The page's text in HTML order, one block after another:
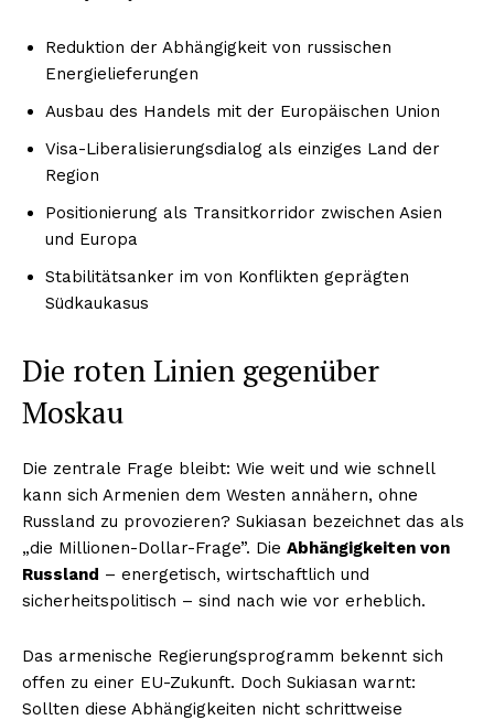
Reduktion der Abhängigkeit von russischen
Energielieferungen
Ausbau des Handels mit der Europäischen Union
Visa-Liberalisierungsdialog als einziges Land der
Region
Positionierung als Transitkorridor zwischen Asien
und Europa
Stabilitätsanker im von Konflikten geprägten
Südkaukasus
Die roten Linien gegenüber
Moskau
Die zentrale Frage bleibt: Wie weit und wie schnell
kann sich Armenien dem Westen annähern, ohne
Russland zu provozieren? Sukiasan bezeichnet das als
„die Millionen-Dollar-Frage”. Die Abhängigkeiten von
Russland – energetisch, wirtschaftlich und
sicherheitspolitisch – sind nach wie vor erheblich.
Das armenische Regierungsprogramm bekennt sich
offen zu einer EU-Zukunft. Doch Sukiasan warnt:
Sollten diese Abhängigkeiten nicht schrittweise